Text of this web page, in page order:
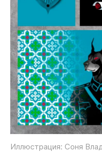
Иллюстрация: Соня